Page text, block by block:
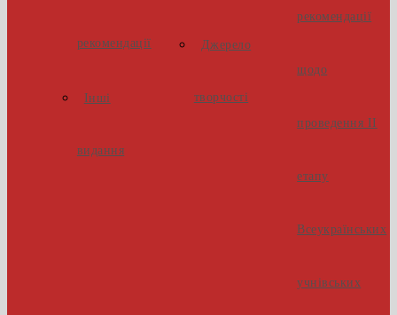
рекомендації
Інші
видання
Джерело
творчості
рекомендації
щодо
проведення ІІ
етапу
Всеукраїнських
учнівських